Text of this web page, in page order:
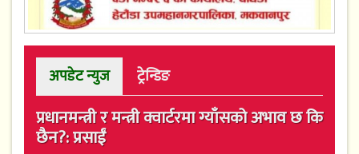
अपडेट न्युज ट्रेन्डिङ
प्रधानमन्त्री र मन्त्री क्वार्टरमा ग्याँसको अभाव छ कि
छैन?: प्रसाईं